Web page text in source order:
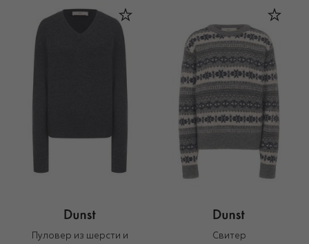
Пуловер из шерсти и
Свитер